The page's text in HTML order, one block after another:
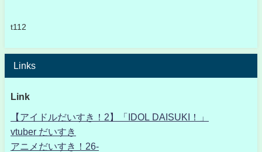
t112
Links
Link
【アイドルだいすき！2】「IDOL DAISUKI！」
vtuber だいすき
アニメだいすき！26-